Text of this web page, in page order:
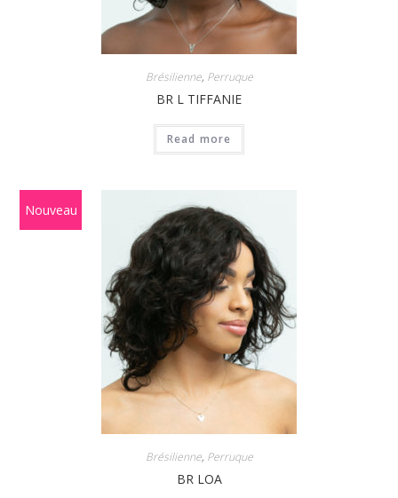
Brésilienne, Perruque
BR L TIFFANIE
Read more
Nouveau
Brésilienne, Perruque
BR LOA